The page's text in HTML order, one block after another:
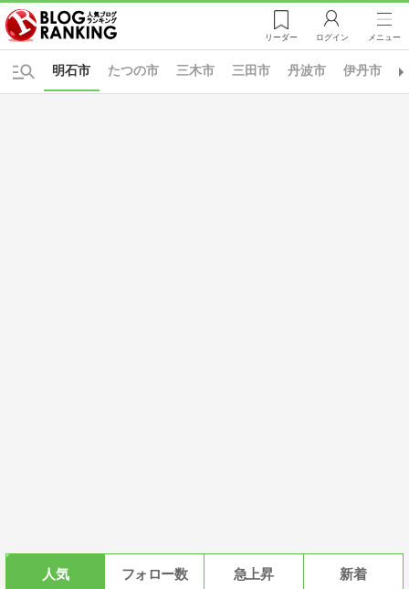
リーダー ログイン メニュー
たつの市 三木市 三田市 丹波市 伊丹市
明石市
人気 フォロー数 急上昇 新着